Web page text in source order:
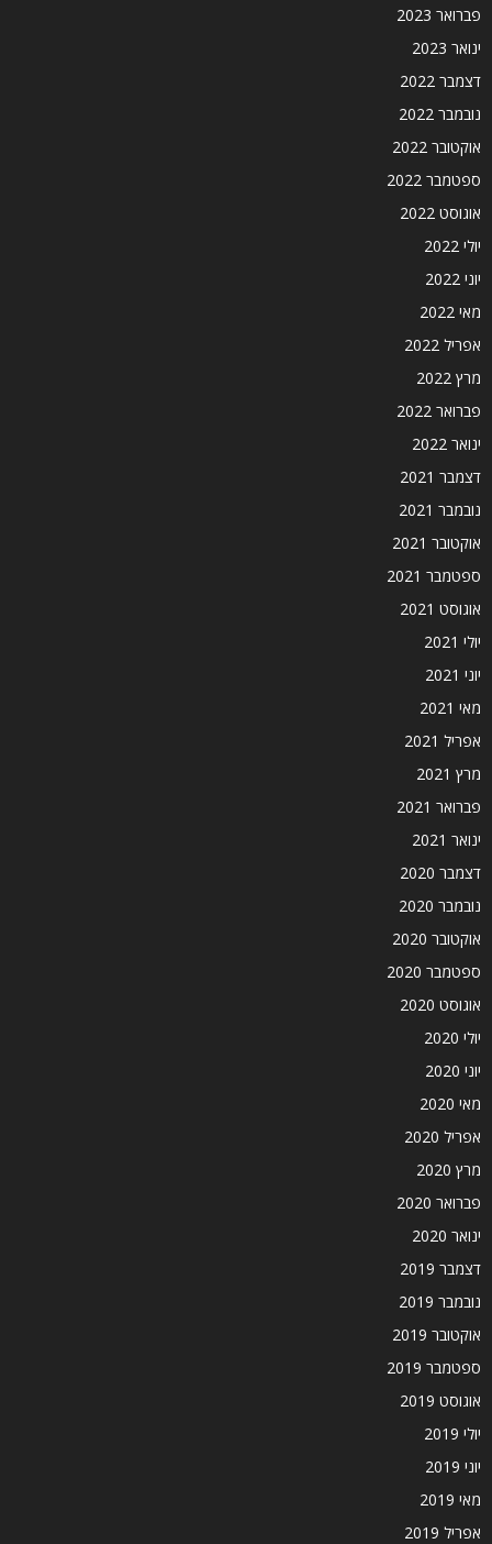
פברואר 2023
ינואר 2023
דצמבר 2022
נובמבר 2022
אוקטובר 2022
ספטמבר 2022
אוגוסט 2022
יולי 2022
יוני 2022
מאי 2022
אפריל 2022
מרץ 2022
פברואר 2022
ינואר 2022
דצמבר 2021
נובמבר 2021
אוקטובר 2021
ספטמבר 2021
אוגוסט 2021
יולי 2021
יוני 2021
מאי 2021
אפריל 2021
מרץ 2021
פברואר 2021
ינואר 2021
דצמבר 2020
נובמבר 2020
אוקטובר 2020
ספטמבר 2020
אוגוסט 2020
יולי 2020
יוני 2020
מאי 2020
אפריל 2020
מרץ 2020
פברואר 2020
ינואר 2020
דצמבר 2019
נובמבר 2019
אוקטובר 2019
ספטמבר 2019
אוגוסט 2019
יולי 2019
יוני 2019
מאי 2019
אפריל 2019